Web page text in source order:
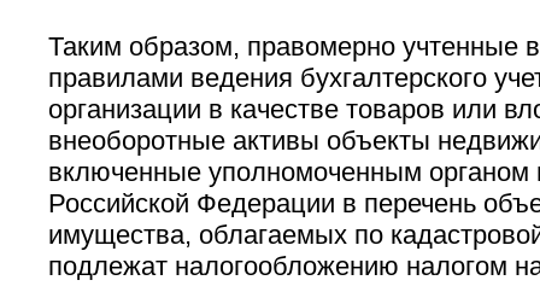
Таким образом, правомерно учтенные в
правилами ведения бухгалтерского
организации в качестве товаров или
внеоборотные активы объекты
включенные уполномоченным органом
Российской Федерации в перечень
имущества, облагаемых по
подлежат налогообложению налогом